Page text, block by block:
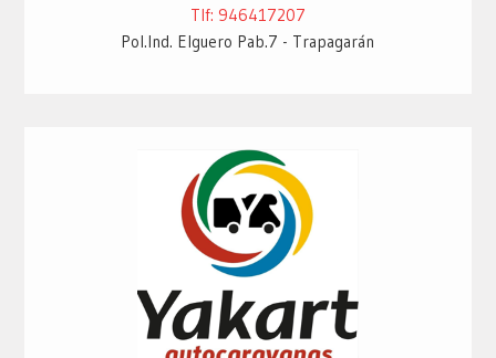
Tlf: 946417207
Pol.Ind. Elguero Pab.7 - Trapagarán